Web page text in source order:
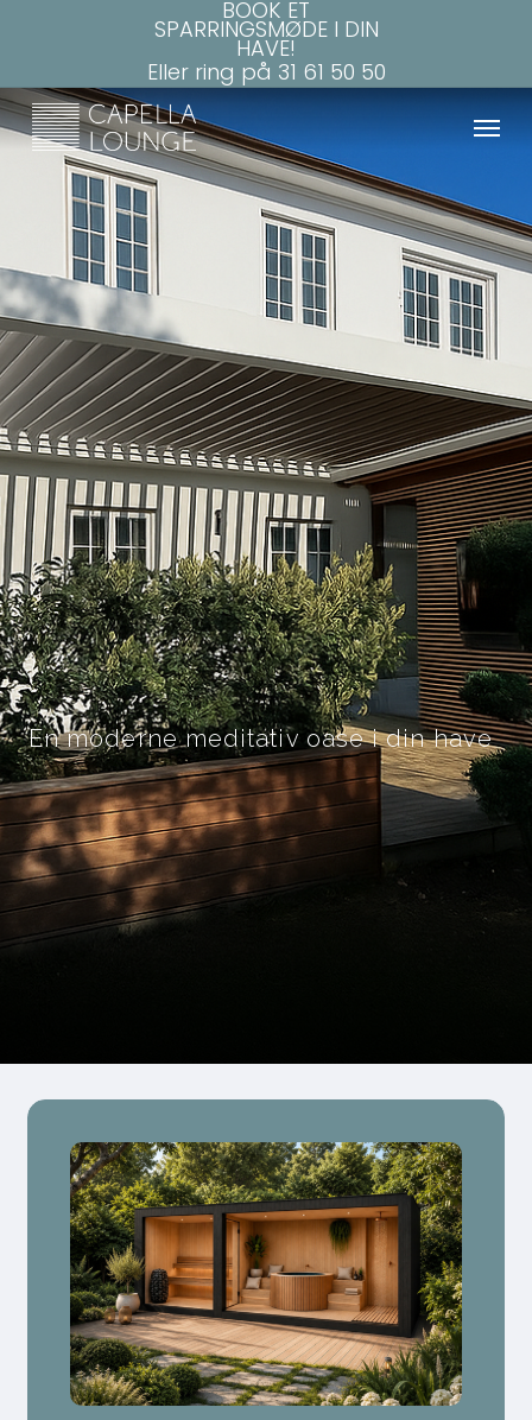
BOOK ET
SPARRINGSMØDE I DIN
HAVE!
Eller ring på 31 61 50 50
Menu
En moderne meditativ oase i din have